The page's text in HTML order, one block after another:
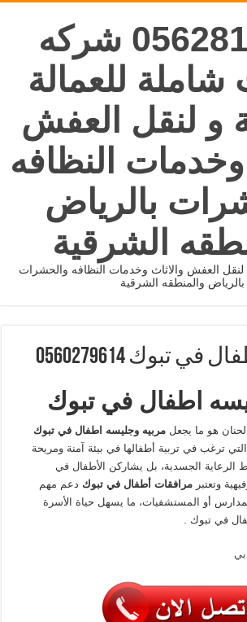
0562818625 شركه
للعمالة
و لنقل العفش
وخدمات النظافه
بالرياض
الشرقية
العفش والاثاث وخدمات النظافه والحشرات
بالرياض والمنطقه الشرقية
تبوك 0560279614
اطفال في تبوك
هو ما يجعلمربيه وجليسه اطفال في تبوك
التي ترغب في تربية أطفالها في بيئة آمنة ومريحة
الرعاية الجسدية، بل يشاركن الأطفال في
وتعتبرمرافقات أطفال في تبوك دعم مهم
أو المستشفيات، ما يسهل حياة الأسرة
في تبوك .